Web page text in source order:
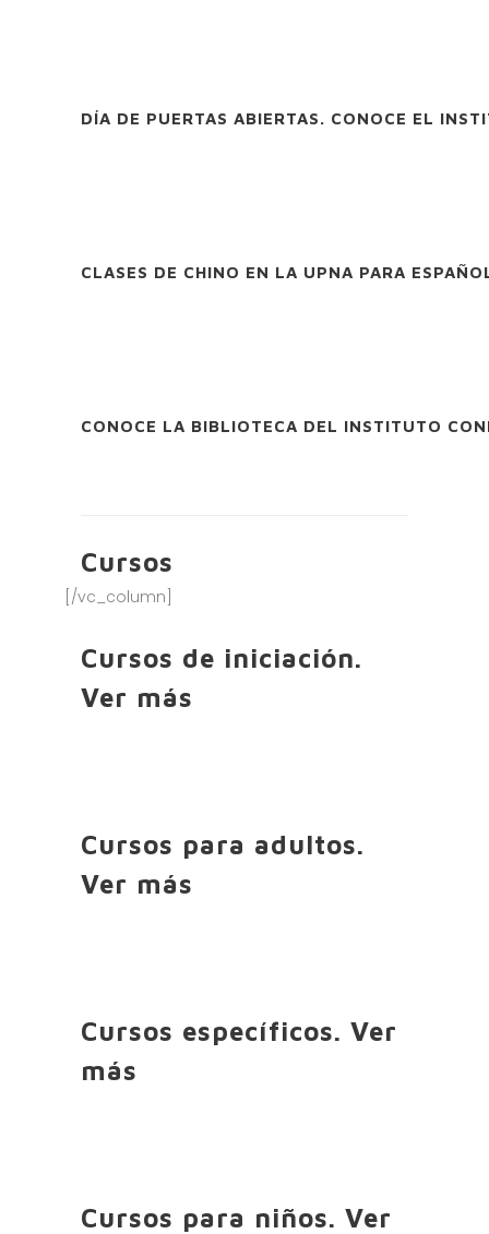
DÍA DE PUERTAS ABIERTAS. CONOCE EL
CLASES DE CHINO EN LA UPNA PARA
CONOCE LA BIBLIOTECA DEL INSTITUTO
Cursos
[/vc_column]
Cursos de iniciación.
Ver más
Cursos para adultos.
Ver más
Cursos específicos. Ver
más
Cursos para niños. Ver